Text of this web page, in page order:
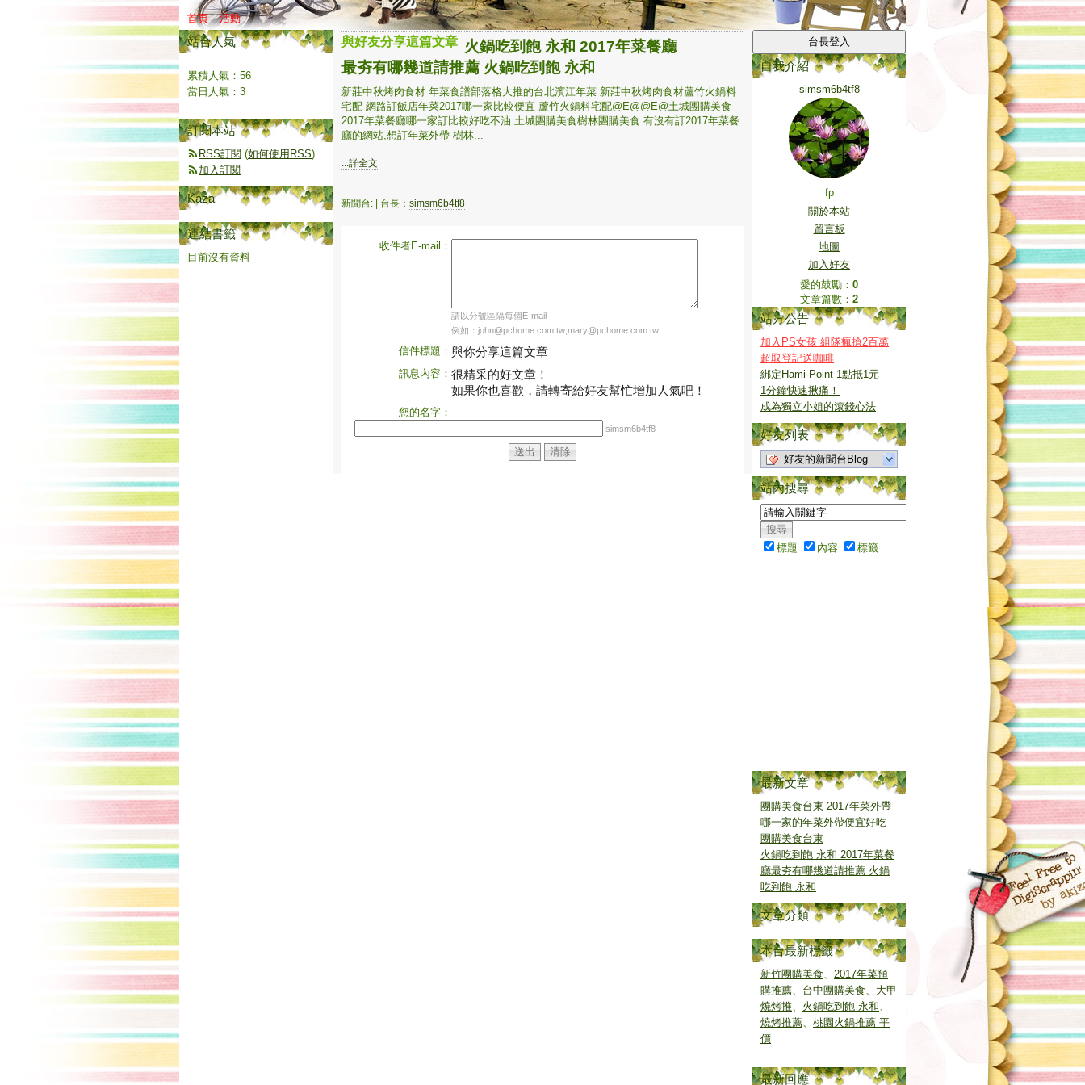
首頁 活動
與好友分享這篇文章 火鍋吃到飽 永和 2017年菜餐廳
最夯有哪幾道請推薦 火鍋吃到飽 永和
新莊中秋烤肉食材 年菜食譜部落格大推的台北濱江年菜 新莊中秋烤肉食材蘆竹火鍋料
宅配 網路訂飯店年菜2017哪一家比較便宜 蘆竹火鍋料宅配@E@@E@土城團購美食
2017年菜餐廳哪一家訂比較好吃不油 土城團購美食樹林團購美食 有沒有訂2017年菜餐
廳的網站,想訂年菜外帶 樹林...
...詳全文
新聞台: | 台長： simsm6b4tf8
收件者E-mail：
請以分號區隔每個E-mail
例如：john@pchome.com.tw;mary@pchome.com.tw
信件標題： 與你分享這篇文章
訊息內容： 很精采的好文章！
如果你也喜歡，請轉寄給好友幫忙增加人氣吧！
您的名字：
simsm6b4tf8
自我介紹
simsm6b4tf8
fp
關於本站
留言板
地圖
加入好友
愛的鼓勵： 0
文章篇數： 2
站方公告
加入PS女孩 組隊瘋搶2百萬
超取登記送咖啡
綁定Hami Point 1點抵1元
1分鐘快速揪痛！
成為獨立小姐的滾錢心法
好友列表
好友的新聞台Blog
站內搜尋
標題 內容 標籤
最新文章
團購美食台東 2017年菜外帶
哪一家的年菜外帶便宜好吃
團購美食台東
火鍋吃到飽 永和 2017年菜餐
廳最夯有哪幾道請推薦 火鍋
吃到飽 永和
文章分類
本台最新標籤
新竹團購美食、 2017年菜預
購推薦、 台中團購美食、 大甲
燒烤推、 火鍋吃到飽 永和、
燒烤推薦、 桃園火鍋推薦 平
價
最新回應
站台人氣
累積人氣： 56
當日人氣： 3
訂閱本站
RSS訂閱 (如何使用RSS)
加入訂閱
Kaza
連結書籤
目前沒有資料